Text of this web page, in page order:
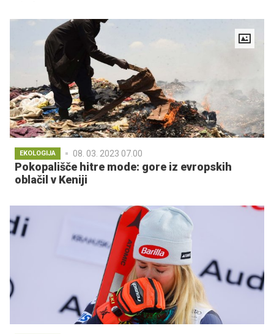
EKOLOGIJA 08. 03. 2023 07.00
Pokopališče hitre mode: gore iz evropskih
oblačil v Keniji